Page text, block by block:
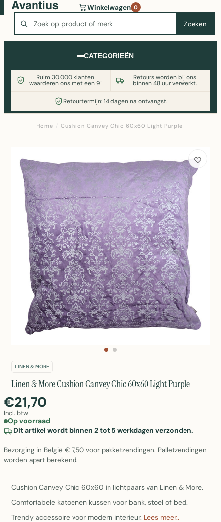
Zoeken
Winkelwagen 0
CATEGORIEËN
Ruim 30.000 klanten
waarderen ons met een 9!
Retours worden bij ons
binnen 48 uur verwerkt.
Retourtermijn: 14 dagen na ontvangst.
Wasmachine of koelkast nodig? Vergelijk alle prijzen op
Witgoedaanbod.nl
Home / Cushion Canvey Chic 60x60 Light Purple
LINEN & MORE
Linen & More Cushion Canvey Chic 60x60 Light Purple
€21,70
Incl. btw
Op voorraad
Dit artikel wordt binnen 2 tot 5 werkdagen verzonden.
Bezorging in België € 7,50 voor pakketzendingen. Palletzendingen
worden apart berekend.
Cushion Canvey Chic 60x60 in lichtpaars van Linen & More.
Comfortabele katoenen kussen voor bank, stoel of bed.
Trendy accessoire voor modern interieur. Lees meer..